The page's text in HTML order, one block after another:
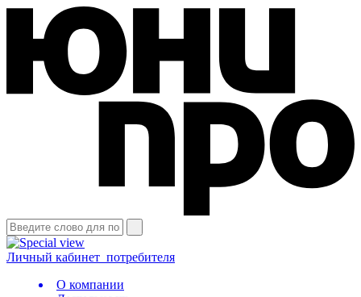
Личный кабинет потребителя
О компании